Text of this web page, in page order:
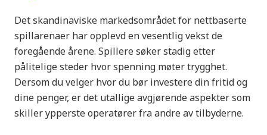
Det skandinaviske markedsområdet for nettbaserte
spillarenaer har opplevd en vesentlig vekst de
foregående årene. Spillere søker stadig etter
pålitelige steder hvor spenning møter trygghet.
Dersom du velger hvor du bør investere din fritid og
dine penger, er det utallige avgjørende aspekter som
skiller ypperste operatører fra andre av tilbyderne.